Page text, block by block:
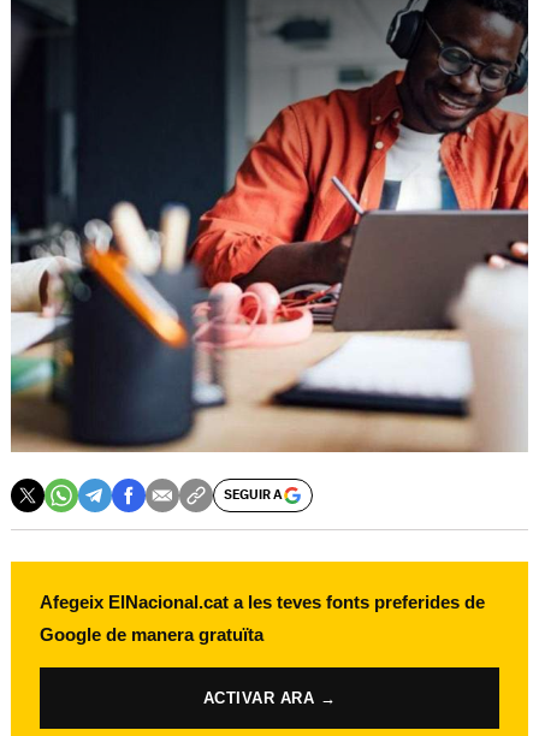
SEGUIR A
Afegeix ElNacional.cat a les teves fonts preferides de
Google de manera gratuïta
ACTIVAR ARA →